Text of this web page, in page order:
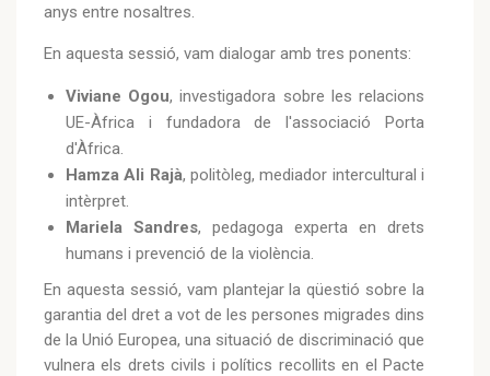
anys entre nosaltres.
En aquesta sessió, vam dialogar amb tres ponents:
Viviane Ogou, investigadora sobre les relacions
UE-Àfrica i fundadora de l'associació Porta
d'Àfrica.
Hamza Ali Rajà, politòleg, mediador intercultural i
intèrpret.
Mariela Sandres, pedagoga experta en drets
humans i prevenció de la violència.
En aquesta sessió, vam plantejar la qüestió sobre la
garantia del dret a vot de les persones migrades dins
de la Unió Europea, una situació de discriminació que
vulnera els drets civils i polítics recollits en el Pacte